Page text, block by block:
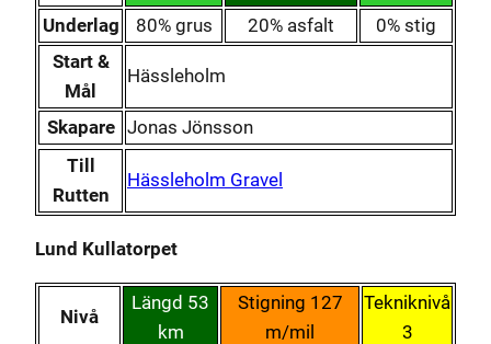
Underlag
80% grus 20% asfalt
0% stig
Start &
Mål
Hässleholm
Skapare Jonas Jönsson
Till
Rutten
Hässleholm Gravel
Lund Kullatorpet
Nivå
Längd 53
km
Stigning 127
m/mil
Tekniknivå
3